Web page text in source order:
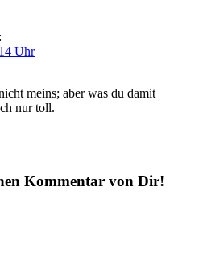
Uhr
meins; aber was du damit
nur toll.
Kommentar von Dir!